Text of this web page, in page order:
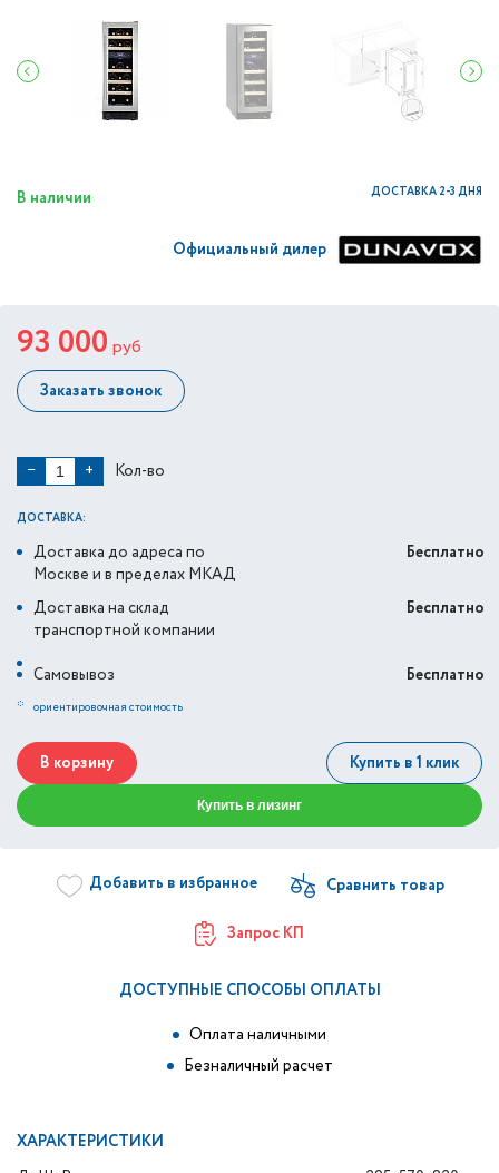
В наличии ДОСТАВКА 2-3 ДНЯ
Официальный дилер
93 000 руб
Заказать звонок
− + Кол-во
ДОСТАВКА:
Доставка до адреса по
Москве и в пределах МКАД
Бесплатно
Доставка на склад
транспортной компании
Бесплатно
Самовывоз
Бесплатно
* ориентировочная стоимость
В корзину Купить в 1 клик
Купить в лизинг
Добавить в избранное
Запрос КП
ДОСТУПНЫЕ СПОСОБЫ ОПЛАТЫ
Оплата наличными
Безналичный расчет
ХАРАКТЕРИСТИКИ